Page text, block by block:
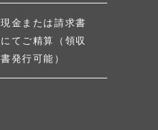
現金または請求書
にてご精算（領収
書発行可能）